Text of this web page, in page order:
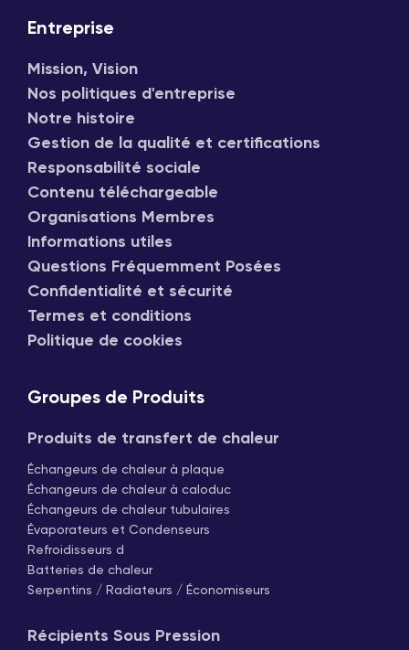
Entreprise
Mission, Vision
Nos politiques d'entreprise
Notre histoire
Gestion de la qualité et certifications
Responsabilité sociale
Contenu téléchargeable
Organisations Membres
Informations utiles
Questions Fréquemment Posées
Confidentialité et sécurité
Termes et conditions
Politique de cookies
Groupes de Produits
Produits de transfert de chaleur
Échangeurs de chaleur à plaque
Échangeurs de chaleur à caloduc
Échangeurs de chaleur tubulaires
Évaporateurs et Condenseurs
Refroidisseurs d
Batteries de chaleur
Serpentins / Radiateurs / Économiseurs
Récipients Sous Pression